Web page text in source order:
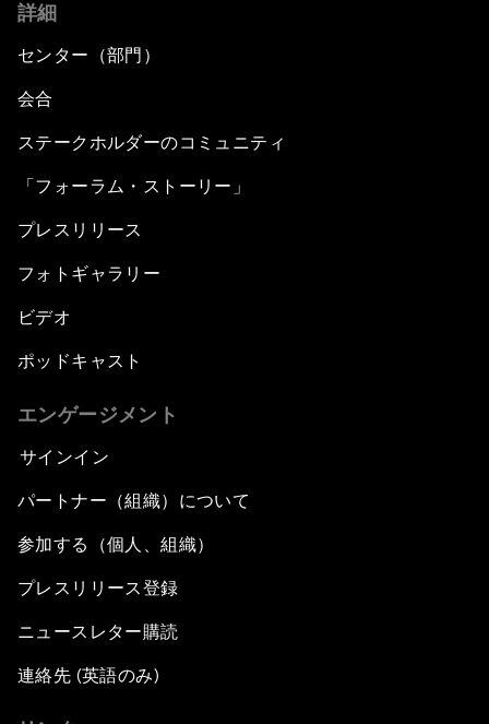
詳細
センター（部門）
会合
ステークホルダーのコミュニティ
「フォーラム・ストーリー」
プレスリリース
フォトギャラリー
ビデオ
ポッドキャスト
エンゲージメント
サインイン
パートナー（組織）について
参加する（個人、組織）
プレスリリース登録
ニュースレター購読
連絡先 (英語のみ)